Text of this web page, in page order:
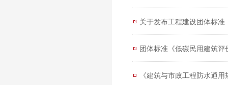
关于发布工程建设团体标
团体标准《低碳民用建筑
《建筑与市政工程防水通